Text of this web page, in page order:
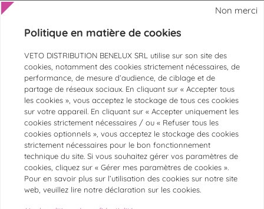
AIDE ET CONTACT
SERVICE CLIENTS
ESPACE ASV ET VÉTÉRINAIRES
PAIEMENTS SÉCURISÉS
MARQUES
CATÉGORIES LES PLUS POPULAIRES
@Chronovet
Conditions générales d'utilisation
Non merci
Politique en matière de cookies
VETO DISTRIBUTION BENELUX SRL utilise sur son site des
cookies, notamment des cookies strictement nécessaires, de
performance, de mesure d’audience, de ciblage et de
partage de réseaux sociaux. En cliquant sur « Accepter tous
les cookies », vous acceptez le stockage de tous ces cookies
sur votre appareil. En cliquant sur « Accepter uniquement les
cookies strictement nécessaires / ou « Refuser tous les
cookies optionnels », vous acceptez le stockage des cookies
strictement nécessaires pour le bon fonctionnement
technique du site. Si vous souhaitez gérer vos paramètres de
cookies, cliquez sur « Gérer mes paramètres de cookies ».
Pour en savoir plus sur l’utilisation des cookies sur notre site
web, veuillez lire notre déclaration sur les cookies.